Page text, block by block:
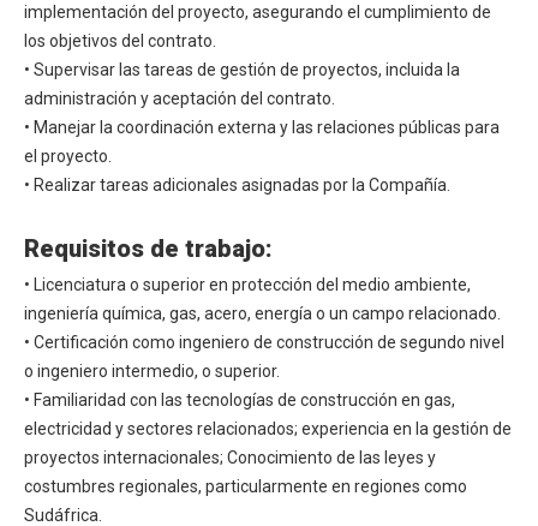
implementación del proyecto, asegurando el cumplimiento de
los objetivos del contrato.
• Supervisar las tareas de gestión de proyectos, incluida la
administración y aceptación del contrato.
• Manejar la coordinación externa y las relaciones públicas para
el proyecto.
• Realizar tareas adicionales asignadas por la Compañía.
Requisitos de trabajo:
• Licenciatura o superior en protección del medio ambiente,
ingeniería química, gas, acero, energía o un campo relacionado.
• Certificación como ingeniero de construcción de segundo nivel
o ingeniero intermedio, o superior.
• Familiaridad con las tecnologías de construcción en gas,
electricidad y sectores relacionados; experiencia en la gestión de
proyectos internacionales; Conocimiento de las leyes y
costumbres regionales, particularmente en regiones como
Sudáfrica.